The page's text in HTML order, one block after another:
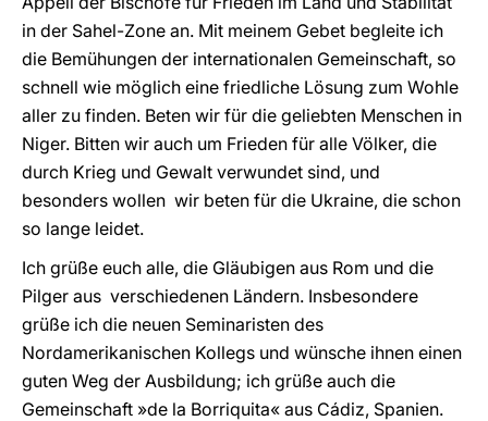
in der Sahel-Zone an. Mit meinem Gebet begleite ich
die Bemühungen der internationalen Gemeinschaft, so
schnell wie möglich eine friedliche Lösung zum Wohle
aller zu finden. Beten wir für die geliebten Menschen in
Niger. Bitten wir auch um Frieden für alle Völker, die
durch Krieg und Gewalt verwundet sind, und
besonders wollen wir beten für die Ukraine, die schon
so lange leidet.
Ich grüße euch alle, die Gläubigen aus Rom und die
Pilger aus verschiedenen Ländern. Insbesondere
grüße ich die neuen Seminaristen des
Nordamerikanischen Kollegs und wünsche ihnen einen
guten Weg der Ausbildung; ich grüße auch die
Gemeinschaft »de la Borriquita« aus Cádiz, Spanien.